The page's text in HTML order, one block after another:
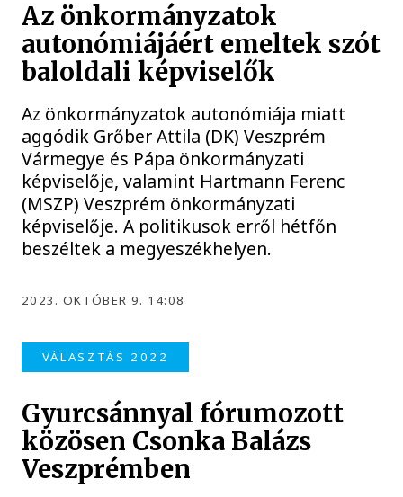
Az önkormányzatok
autonómiájáért emeltek szót
baloldali képviselők
Az önkormányzatok autonómiája miatt
aggódik Grőber Attila (DK) Veszprém
Vármegye és Pápa önkormányzati
képviselője, valamint Hartmann Ferenc
(MSZP) Veszprém önkormányzati
képviselője. A politikusok erről hétfőn
beszéltek a megyeszékhelyen.
2023. OKTÓBER 9. 14:08
VÁLASZTÁS 2022
Gyurcsánnyal fórumozott
közösen Csonka Balázs
Veszprémben